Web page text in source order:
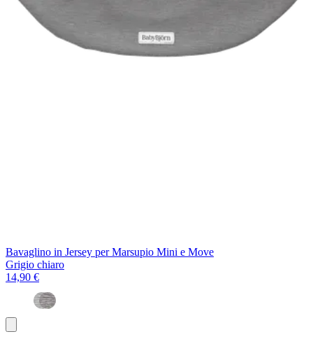
Bavaglino in Jersey per Marsupio Mini e Move
Grigio chiaro
14,90 €
al